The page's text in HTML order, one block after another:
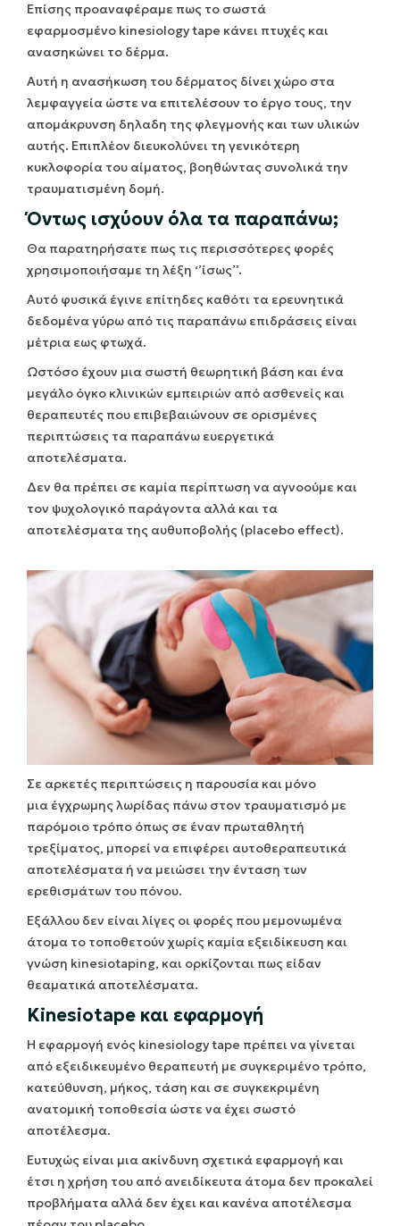
Επίσης προαναφέραμε πως το σωστά
εφαρμοσμένο kinesiology tape κάνει πτυχές και
ανασηκώνει το δέρμα.
Αυτή η ανασήκωση του δέρματος δίνει χώρο στα
λεμφαγγεία ώστε να επιτελέσουν το έργο τους, την
απομάκρυνση δηλαδη της φλεγμονής και των υλικών
αυτής. Επιπλέον διευκολύνει τη γενικότερη
κυκλοφορία του αίματος, βοηθώντας συνολικά την
τραυματισμένη δομή.
Όντως ισχύουν όλα τα παραπάνω;
Θα παρατηρήσατε πως τις περισσότερες φορές
χρησιμοποιήσαμε τη λέξη ‘’ίσως’’.
Αυτό φυσικά έγινε επίτηδες καθότι τα ερευνητικά
δεδομένα γύρω από τις παραπάνω επιδράσεις είναι
μέτρια εως φτωχά.
Ωστόσο έχουν μια σωστή θεωρητική βάση και ένα
μεγάλο όγκο κλινικών εμπειριών από ασθενείς και
θεραπευτές που επιβεβαιώνουν σε ορισμένες
περιπτώσεις τα παραπάνω ευεργετικά
αποτελέσματα.
Δεν θα πρέπει σε καμία περίπτωση να αγνοούμε και
τον ψυχολογικό παράγοντα αλλά και τα
αποτελέσματα της αυθυποβολής (placebo effect).
Σε αρκετές περιπτώσεις η παρουσία και μόνο
μια έγχρωμης λωρίδας πάνω στον τραυματισμό με
παρόμοιο τρόπο όπως σε έναν πρωταθλητή
τρεξίματος, μπορεί να επιφέρει αυτοθεραπευτικά
αποτελέσματα ή να μειώσει την ένταση των
ερεθισμάτων του πόνου.
Εξάλλου δεν είναι λίγες οι φορές που μεμονωμένα
άτομα το τοποθετούν χωρίς καμία εξειδίκευση και
γνώση kinesiotaping, και ορκίζονται πως είδαν
θεαματικά αποτελέσματα.
Kinesiotape και εφαρμογή
H εφαρμογή ενός kinesiology tape πρέπει να γίνεται
από εξειδικευμένο θεραπευτή με συγκεριμένο τρόπο,
κατεύθυνση, μήκος, τάση και σε συγκεκριμένη
ανατομική τοποθεσία ώστε να έχει σωστό
αποτέλεσμα.
Ευτυχώς είναι μια ακίνδυνη σχετικά εφαρμογή και
έτσι η χρήση του από ανειδίκευτα άτομα δεν προκαλεί
προβλήματα αλλά δεν έχει και κανένα αποτέλεσμα